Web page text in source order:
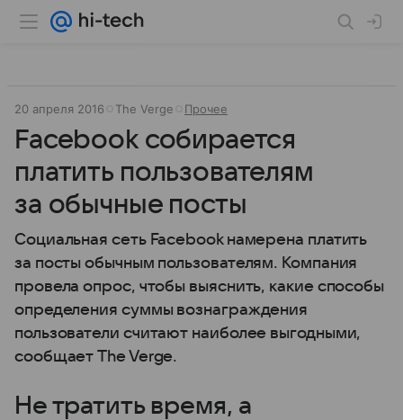
20 апреля 2016 The Verge Прочее
Facebook собирается
платить пользователям
за обычные посты
Социальная сеть Facebook намерена платить
за посты обычным пользователям. Компания
провела опрос, чтобы выяснить, какие способы
определения суммы вознаграждения
пользователи считают наиболее выгодными,
сообщает The Verge.
Не тратить время, а